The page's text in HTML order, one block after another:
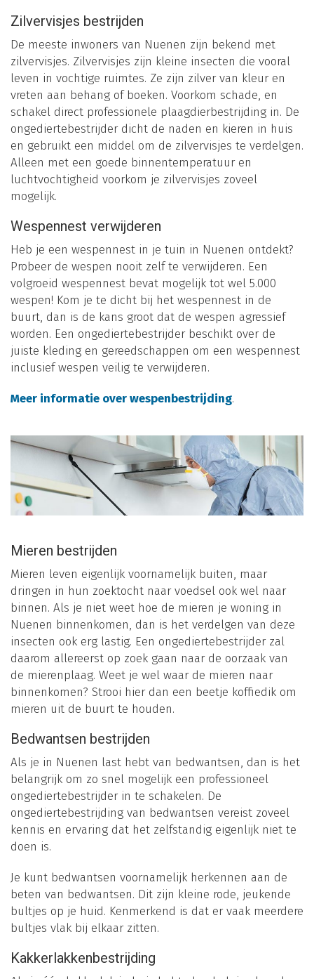
Zilvervisjes bestrijden
De meeste inwoners van Nuenen zijn bekend met
zilvervisjes. Zilvervisjes zijn kleine insecten die vooral
leven in vochtige ruimtes. Ze zijn zilver van kleur en
vreten aan behang of boeken. Voorkom schade, en
schakel direct professionele plaagdierbestrijding in. De
ongediertebestrijder dicht de naden en kieren in huis
en gebruikt een middel om de zilvervisjes te verdelgen.
Alleen met een goede binnentemperatuur en
luchtvochtigheid voorkom je zilvervisjes zoveel
mogelijk.
Wespennest verwijderen
Heb je een wespennest in je tuin in Nuenen ontdekt?
Probeer de wespen nooit zelf te verwijderen. Een
volgroeid wespennest bevat mogelijk tot wel 5.000
wespen! Kom je te dicht bij het wespennest in de
buurt, dan is de kans groot dat de wespen agressief
worden. Een ongediertebestrijder beschikt over de
juiste kleding en gereedschappen om een wespennest
inclusief wespen veilig te verwijderen.
Meer informatie over wespenbestrijding.
Mieren bestrijden
Mieren leven eigenlijk voornamelijk buiten, maar
dringen in hun zoektocht naar voedsel ook wel naar
binnen. Als je niet weet hoe de mieren je woning in
Nuenen binnenkomen, dan is het verdelgen van deze
insecten ook erg lastig. Een ongediertebestrijder zal
daarom allereerst op zoek gaan naar de oorzaak van
de mierenplaag. Weet je wel waar de mieren naar
binnenkomen? Strooi hier dan een beetje koffiedik om
mieren uit de buurt te houden.
Bedwantsen bestrijden
Als je in Nuenen last hebt van bedwantsen, dan is het
belangrijk om zo snel mogelijk een professioneel
ongediertebestrijder in te schakelen. De
ongediertebestrijding van bedwantsen vereist zoveel
kennis en ervaring dat het zelfstandig eigenlijk niet te
doen is.
Je kunt bedwantsen voornamelijk herkennen aan de
beten van bedwantsen. Dit zijn kleine rode, jeukende
bultjes op je huid. Kenmerkend is dat er vaak meerdere
bultjes vlak bij elkaar zitten.
Kakkerlakkenbestrijding